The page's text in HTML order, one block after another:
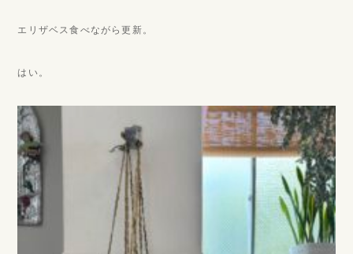
エリザベス食べながら更新。
はい。